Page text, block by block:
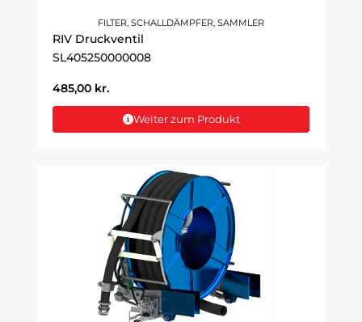
FILTER, SCHALLDÄMPFER, SAMMLER
RIV Druckventil
SL405250000008
485,00 kr.
Weiter zum Produkt